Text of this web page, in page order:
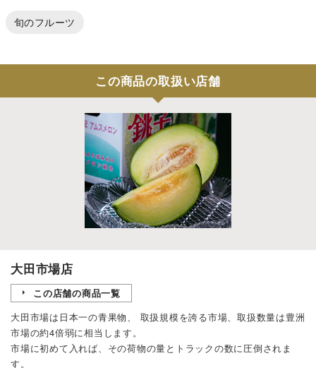
旬のフルーツ
この商品の取扱い店舗
大田市場店
この店舗の商品一覧
大田市場は日本一の青果物、 取扱規模を誇る市場、取扱数量は豊洲
市場の約4倍弱に相当します。
市場に初めて入れば、その荷物の量とトラックの数に圧倒されま
す。